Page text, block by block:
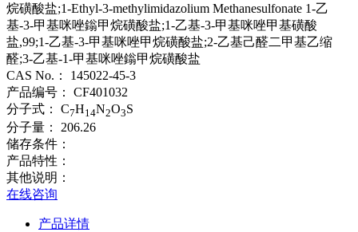
烷磺酸盐;1-Ethyl-3-methylimidazolium Methanesulfonate 1-乙
基-3-甲基咪唑鎓甲烷磺酸盐;1-乙基-3-甲基咪唑甲基磺酸
盐,99;1-乙基-3-甲基咪唑甲烷磺酸盐;2-乙基己醛二甲基乙缩
醛;3-乙基-1-甲基咪唑鎓甲烷磺酸盐
CAS No.：
145022-45-3
产品编号：
CF401032
分子式：
C7H14N2O3S
分子量：
206.26
储存条件：
产品特性：
其他说明：
在线咨询
产品详情